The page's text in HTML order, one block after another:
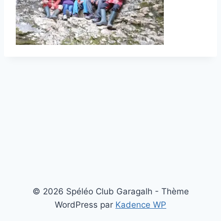
© 2026 Spéléo Club Garagalh - Thème
WordPress par Kadence WP